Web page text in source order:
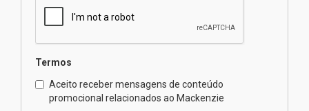
04.08.2026
internacionais
03.08.2026
Termos
Aceito receber mensagens de conteúdo
promocional relacionados ao Mackenzie